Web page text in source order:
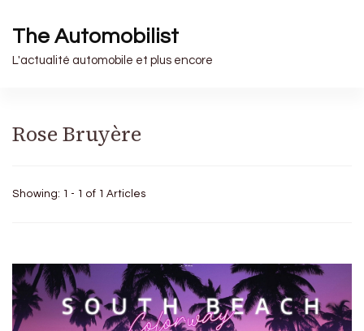
The Automobilist
L'actualité automobile et plus encore
Rose Bruyère
Showing: 1 - 1 of 1 Articles